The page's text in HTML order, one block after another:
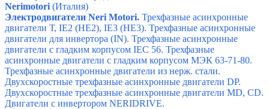
Nerimotori (Италия)
Электродвигатели Neri Motori. Трехфазные асинхронные
двигатели Т, IE2 (HE2), IE3 (HE3). Трехфазные асинхронные
двигатели для инвертора (IN). Трехфазные асинхронные
двигатели с гладким корпусом IEC 56. Трехфазные
асинхронные двигатели с гладким корпусом МЭК 63-71-80.
Трехфазные асинхронные двигатели из нерж. стали.
Двухскоростные трехфазные асинхронные двигатели DP.
Двухскоростные трехфазные асинхронные двигатели МD, СD.
Двигатели с инвертором NERIDRIVE.